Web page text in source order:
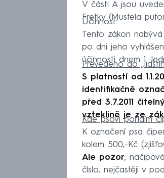
V části A jsou
Fretky (Mustela
Účinnost:
Tento zákon
po dni jeho
účinnosti dnem 1.
Převedeno do
S platností od
identifikačně
před 3.7.2011
vzteklině je ze
Kde psovi pořídím
K označení psa
kolem 500,-Kč
Ale pozor,
číslo, nejčastěji v